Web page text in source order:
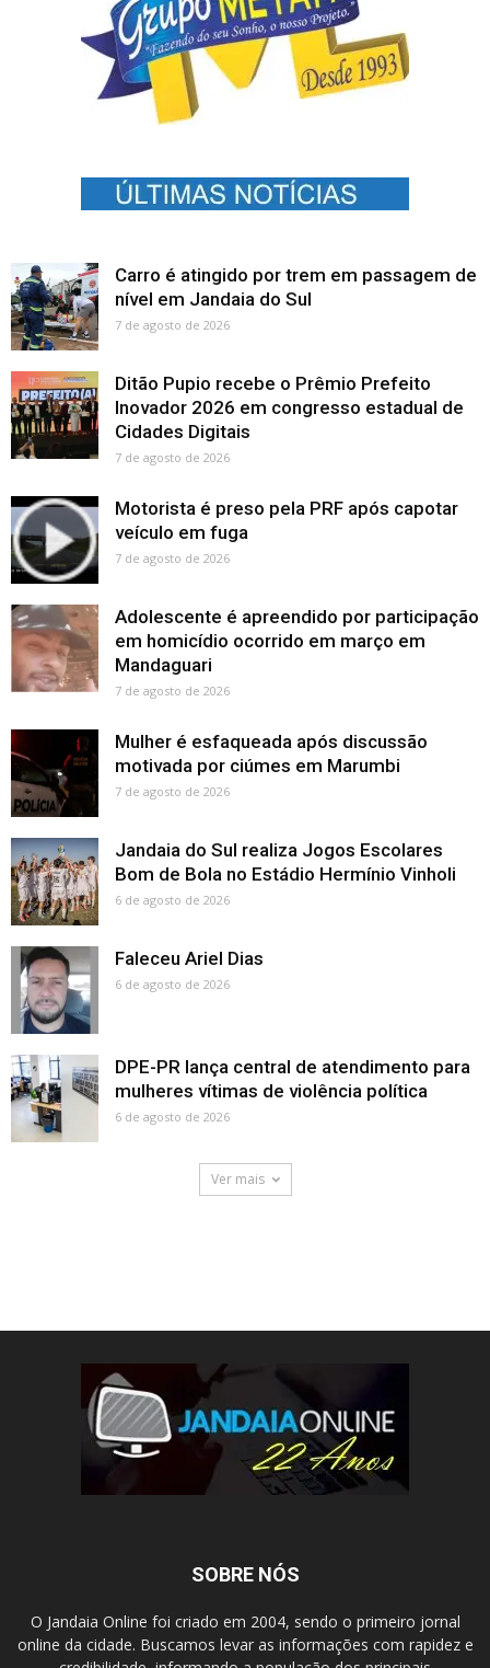
Carro é atingido por trem em passagem de
nível em Jandaia do Sul
7 de agosto de 2026
Ditão Pupio recebe o Prêmio Prefeito
Inovador 2026 em congresso estadual de
Cidades Digitais
7 de agosto de 2026
Motorista é preso pela PRF após capotar
veículo em fuga
7 de agosto de 2026
Adolescente é apreendido por participação
em homicídio ocorrido em março em
Mandaguari
7 de agosto de 2026
Mulher é esfaqueada após discussão
motivada por ciúmes em Marumbi
7 de agosto de 2026
Jandaia do Sul realiza Jogos Escolares
Bom de Bola no Estádio Hermínio Vinholi
6 de agosto de 2026
Faleceu Ariel Dias
6 de agosto de 2026
DPE-PR lança central de atendimento para
mulheres vítimas de violência política
6 de agosto de 2026
Ver mais
SOBRE NÓS
O Jandaia Online foi criado em 2004, sendo o primeiro jornal
online da cidade. Buscamos levar as informações com rapidez e